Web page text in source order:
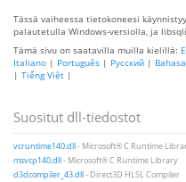
Tässä vaiheessa tietokoneesi
palautetulla Windows-versiolla, ja
Tämä sivu on saatavilla muilla kielillä:
Italiano | Português | Русский |
| Tiếng Việt |
Suositut dll-tiedostot
vcruntime140.dll- Microsoft® C Runtime
msvcp140.dll- Microsoft® C Runtime Library
d3dcompiler_43.dll- Direct3D HLSL Compiler